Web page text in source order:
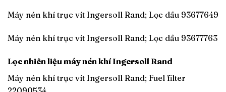
Máy nén khí trục vít Ingersoll Rand; Lọc dầu 93677649
Máy nén khí trục vít Ingersoll Rand; Lọc dầu 93677763
Lọc nhiên liệu máy nén khí Ingersoll Rand
Máy nén khí trục vít Ingersoll Rand; Fuel filter